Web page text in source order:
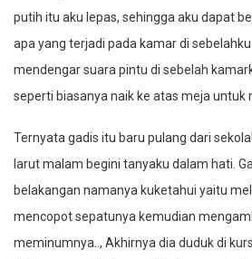
putih itu aku lepas, sehingga aku dapat
apa yang terjadi pada kamar di
mendengar suara pintu di sebelah
seperti biasanya naik ke atas meja untuk
Ternyata gadis itu baru pulang dari
larut malam begini tanyaku dalam hati.
belakangan namanya kuketahui yaitu
mencopot sepatunya kemudian
meminumnya.., Akhirnya dia duduk di